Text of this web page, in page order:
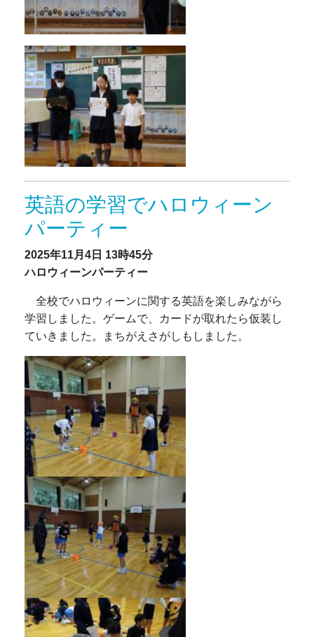
英語の学習でハロウィーン
パーティー
2025年11月4日 13時45分
ハロウィーンパーティー
全校でハロウィーンに関する英語を楽しみながら
学習しました。ゲームで、カードが取れたら仮装し
ていきました。まちがえさがしもしました。